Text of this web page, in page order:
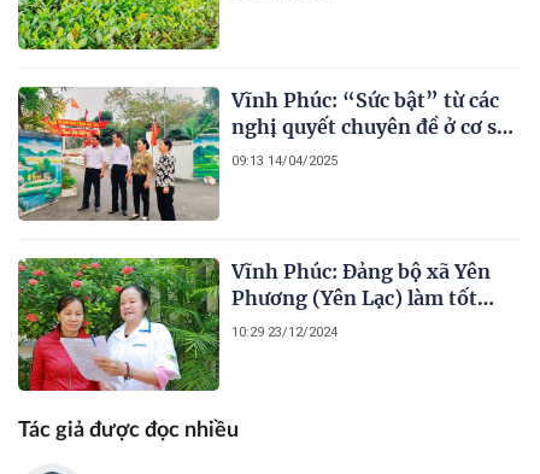
Vĩnh Phúc: “Sức bật” từ các
nghị quyết chuyên đề ở cơ sở
(Kỳ 1) - Gắn nghị quyết với
09:13 14/04/2025
Vĩnh Phúc: Đảng bộ xã Yên
Phương (Yên Lạc) làm tốt
công tác phát triển đảng viên
10:29 23/12/2024
Tác giả được đọc nhiều